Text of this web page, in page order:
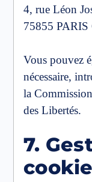
4, rue Léon
75855 PARIS
Vous pouvez
nécessaire,
la
des Libertés.
7.